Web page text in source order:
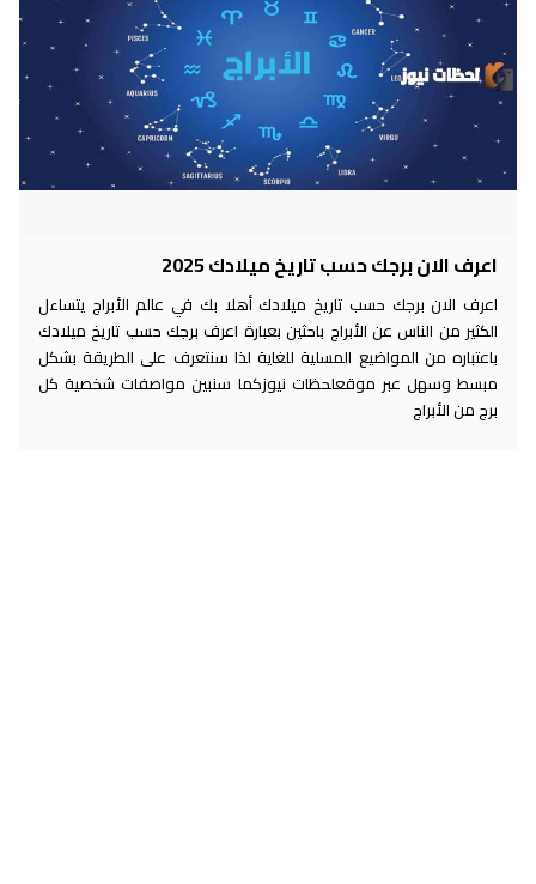
اعرف الان برجك حسب تاريخ ميلادك 2025
اعرف الان برجك حسب تاريخ ميلادك أهلا بك في عالم الأبراج يتساءل
الكثير من الناس عن الأبراج باحثين بعبارة اعرف برجك حسب تاريخ ميلادك
باعتباره من المواضيع المسلية للغاية لذا سنتعرف على الطريقة بشكل
مبسط وسهل عبر موقعلحظات نيوزكما سنبين مواصفات شخصية كل
برج من الأبراج